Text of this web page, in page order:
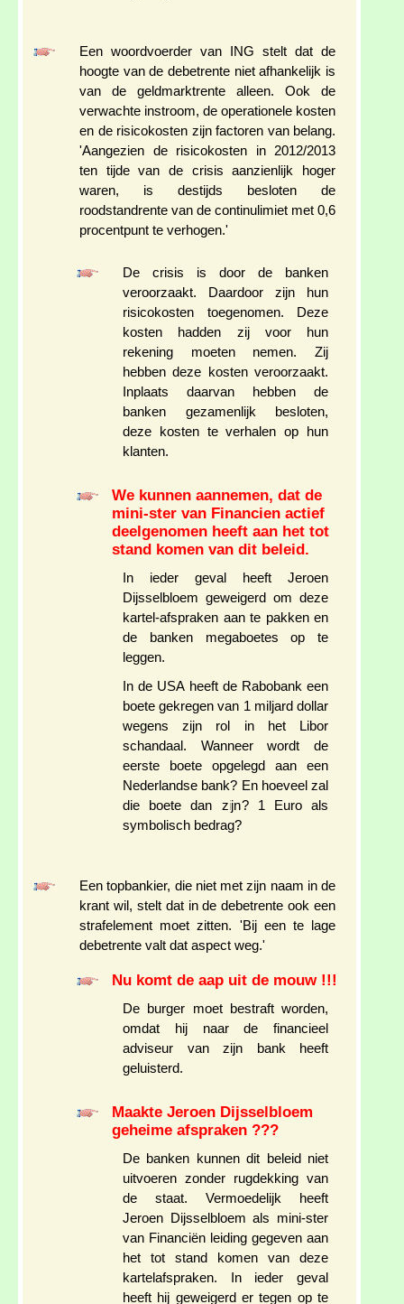
Een woordvoerder van ING stelt dat de
hoogte van de debetrente niet afhankelijk is
van de geldmarktrente alleen. Ook de
verwachte instroom, de operationele kosten
en de risicokosten zijn factoren van belang.
'Aangezien de risicokosten in 2012/2013
ten tijde van de crisis aanzienlijk hoger
waren, is destijds besloten de
roodstandrente van de continulimiet met 0,6
procentpunt te verhogen.'
De crisis is door de banken
veroorzaakt. Daardoor zijn hun
risicokosten toegenomen. Deze
kosten hadden zij voor hun
rekening moeten nemen. Zij
hebben deze kosten veroorzaakt.
Inplaats daarvan hebben de
banken gezamenlijk besloten,
deze kosten te verhalen op hun
klanten.
We kunnen aannemen, dat de
mini-ster van Financien actief
deelgenomen heeft aan het tot
stand komen van dit beleid.
In ieder geval heeft Jeroen
Dijsselbloem geweigerd om deze
kartel-afspraken aan te pakken en
de banken megaboetes op te
leggen.
In de USA heeft de Rabobank een
boete gekregen van 1 miljard dollar
wegens zijn rol in het Libor
schandaal. Wanneer wordt de
eerste boete opgelegd aan een
Nederlandse bank? En hoeveel zal
die boete dan zijn? 1 Euro als
symbolisch bedrag?
Een topbankier, die niet met zijn naam in de
krant wil, stelt dat in de debetrente ook een
strafelement moet zitten. 'Bij een te lage
debetrente valt dat aspect weg.'
Nu komt de aap uit de mouw !!!
De burger moet bestraft worden,
omdat hij naar de financieel
adviseur van zijn bank heeft
geluisterd.
Maakte Jeroen Dijsselbloem
geheime afspraken ???
De banken kunnen dit beleid niet
uitvoeren zonder rugdekking van
de staat. Vermoedelijk heeft
Jeroen Dijsselbloem als mini-ster
van Financiën leiding gegeven aan
het tot stand komen van deze
kartelafspraken. In ieder geval
heeft hij geweigerd er tegen op te